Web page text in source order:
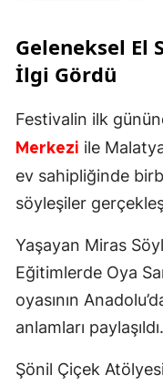
Geleneksel El
İlgi Gördü
Festivalin ilk
Merkezi ile
ev sahipliğinde
söyleşiler
Yaşayan Miras
Eğitimlerde Oya
oyasının
anlamları paylaşıldı.
Şönil Çiçek